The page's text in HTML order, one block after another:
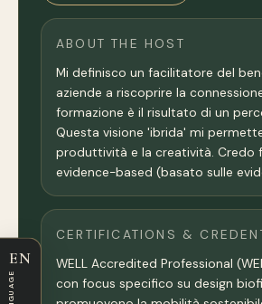
ABOUT THE HOST
Mi definisco un facilitatore del
aziende a riscoprire la
formazione è il risultato di un
Questa visione 'ibrida' mi
produttività e la creatività. Credo
evidence-based (basato sulle
CERTIFICATIONS &
WELL Accredited Professional
con focus specifico su design
EN